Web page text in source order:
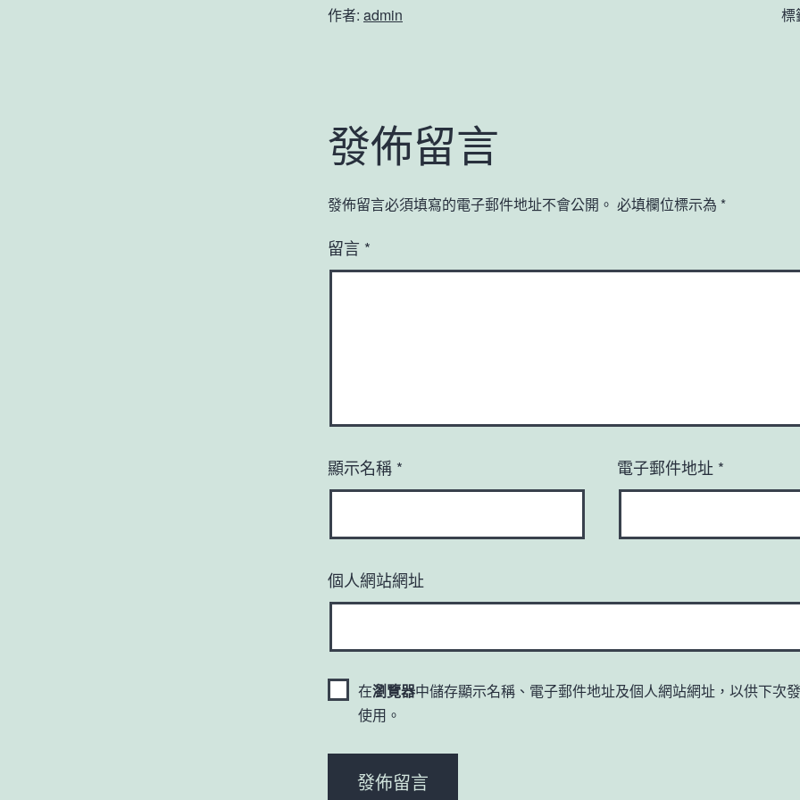
作者: admin
標
發佈留言
發佈留言必須填寫的電子郵件地址不會公開。 必填欄位標示為 *
留言 *
顯示名稱 * 電子郵件地址 *
個人網站網址
在瀏覽器中儲存顯示名稱、電子郵件地址及個人網站網址，以供下次
使用。